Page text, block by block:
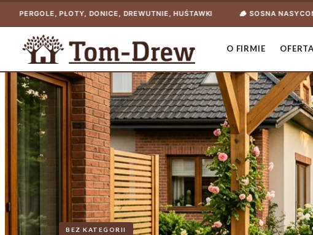
DONICE, DREWUTNIE, HUŚTAWKI 🪵 SOSNA NASYCONA CIŚNIENIOWO
O FIRMIE OFERTA
BEZ KATEGORII